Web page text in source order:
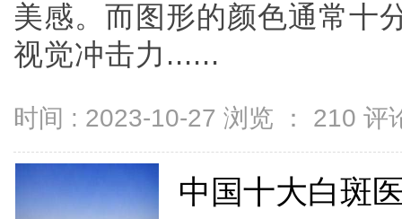
美感。而图形的颜色通常十
视觉冲击力......
时间 : 2023-10-27 浏览 ： 210 评
中国十大白斑